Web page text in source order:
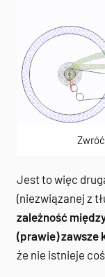
Jest to więc
(niezwiązanej z
zależność
(prawie) zawsze
że nie istnieje